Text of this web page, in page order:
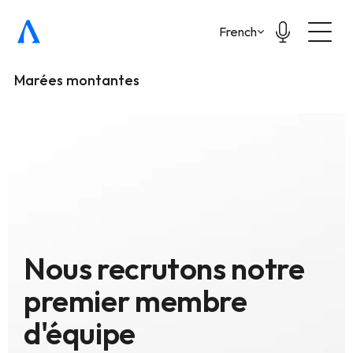
Select Language
French
Marées montantes
Nous recrutons notre
premier membre
d'équipe